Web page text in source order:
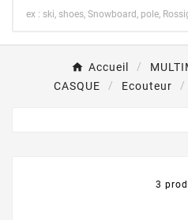
Accueil
CASQUE
Ecouteur
3